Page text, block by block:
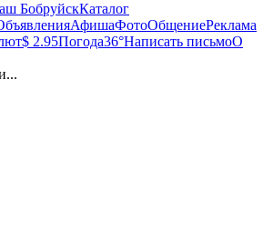
БобруйскКаталог
АфишаФотоОбщениеРеклама
$ 2.95Погода36°Написать письмоО